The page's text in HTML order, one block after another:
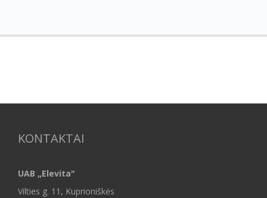
KONTAKTAI
UAB „Elevita"
Vilties g. 11, Kuprioniškės